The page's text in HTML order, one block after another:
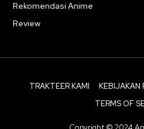
Rekomendasi Anime
Review
TRAKTEER KAMI KEBIJAKAN
TERMS OF